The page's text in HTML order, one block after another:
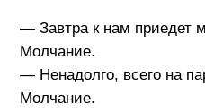
— Завтра к нам приедет
Молчание.
— Ненадолго, всего на
Молчание.